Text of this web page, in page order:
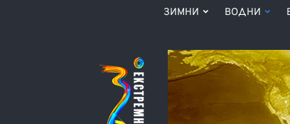
ЗИМНИ ВОДНИ
Списание
360°